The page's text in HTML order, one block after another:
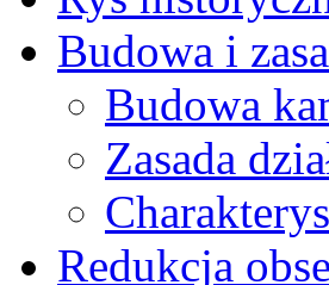
Budowa i
Budowa
Zasada
Redukcja